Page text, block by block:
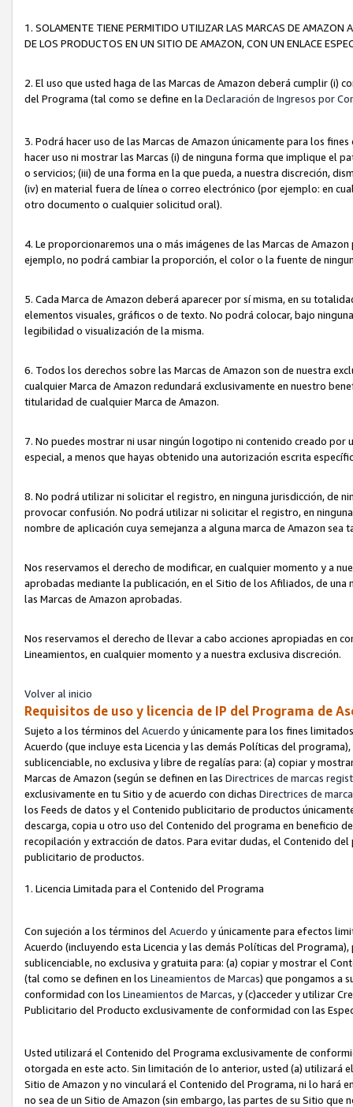
1. SOLAMENTE TIENE PERMITIDO UTILIZAR LAS MARCAS DE
DE LOS PRODUCTOS EN UN SITIO DE AMAZON, CON UN ENLACE
2. El uso que usted haga de las Marcas de Amazon deberá cumplir (i)
del Programa (tal como se define en la Declaración de Ingresos por
3. Podrá hacer uso de las Marcas de Amazon únicamente para los
hacer uso ni mostrar las Marcas (i) de ninguna forma que implique el
o servicios; (iii) de una forma en la que pueda, a nuestra discreción,
(iv) en material fuera de línea o correo electrónico (por ejemplo: en
otro documento o cualquier solicitud oral).
4. Le proporcionaremos una o más imágenes de las Marcas de
ejemplo, no podrá cambiar la proporción, el color o la fuente de
5. Cada Marca de Amazon deberá aparecer por sí misma, en su
elementos visuales, gráficos o de texto. No podrá colocar, bajo
legibilidad o visualización de la misma.
6. Todos los derechos sobre las Marcas de Amazon son de nuestra
cualquier Marca de Amazon redundará exclusivamente en nuestro
titularidad de cualquier Marca de Amazon.
7. No puedes mostrar ni usar ningún logotipo ni contenido creado por
especial, a menos que hayas obtenido una autorización escrita
8. No podrá utilizar ni solicitar el registro, en ninguna jurisdicción, de
provocar confusión. No podrá utilizar ni solicitar el registro, en
nombre de aplicación cuya semejanza a alguna marca de Amazon
Nos reservamos el derecho de modificar, en cualquier momento y a
aprobadas mediante la publicación, en el Sitio de los Afiliados, de
las Marcas de Amazon aprobadas.
Nos reservamos el derecho de llevar a cabo acciones apropiadas en
Lineamientos, en cualquier momento y a nuestra exclusiva discreción.
Volver al inicio
Requisitos de uso y licencia de IP del Programa de
Sujeto a los términos del Acuerdo y únicamente para los fines
Acuerdo (que incluye esta Licencia y las demás Políticas del
sublicenciable, no exclusiva y libre de regalías para: (a) copiar y
Marcas de Amazon (según se definen en las Directrices de marcas
exclusivamente en tu Sitio y de acuerdo con dichas Directrices de
los Feeds de datos y el Contenido publicitario de productos
descarga, copia u otro uso del Contenido del programa en beneficio
recopilación y extracción de datos. Para evitar dudas, el Contenido
publicitario de productos.
1. Licencia Limitada para el Contenido del Programa
Con sujeción a los términos del Acuerdo y únicamente para efectos
Acuerdo (incluyendo esta Licencia y las demás Políticas del
sublicenciable, no exclusiva y gratuita para: (a) copiar y mostrar el
(tal como se definen en los Lineamientos de Marcas) que pongamos a
conformidad con los Lineamientos de Marcas, y (c)acceder y utilizar
Publicitario del Producto exclusivamente de conformidad con las
Usted utilizará el Contenido del Programa exclusivamente de
otorgada en este acto. Sin limitación de lo anterior, usted (a) utilizará
Sitio de Amazon y no vinculará el Contenido del Programa, ni lo hará
no sea de un Sitio de Amazon (sin embargo, las partes de su Sitio